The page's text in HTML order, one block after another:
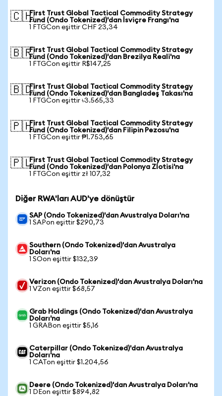
🇨🇭First Trust Global Tactical Commodity Strategy
Fund (Ondo Tokenized)'dan İsviçre Frangı'na
1 FTGCon eşittir CHF 23,34
🇧🇷First Trust Global Tactical Commodity Strategy
Fund (Ondo Tokenized)'dan Brezilya Reali'na
1 FTGCon eşittir R$147,25
🇧🇩First Trust Global Tactical Commodity Strategy
Fund (Ondo Tokenized)'dan Bangladeş Takası'na
1 FTGCon eşittir ৳3.565,33
🇵🇭First Trust Global Tactical Commodity Strategy
Fund (Ondo Tokenized)'dan Filipin Pezosu'na
1 FTGCon eşittir ₱1.753,65
🇵🇱First Trust Global Tactical Commodity Strategy
Fund (Ondo Tokenized)'dan Polonya Zlotisi'na
1 FTGCon eşittir zł 107,32
Diğer RWA'ları AUD'ye dönüştür
SAP (Ondo Tokenized)'dan Avustralya Doları'na
1 SAPon eşittir $290,73
Southern (Ondo Tokenized)'dan Avustralya
Doları'na
1 SOon eşittir $132,39
Verizon (Ondo Tokenized)'dan Avustralya Doları'na
1 VZon eşittir $68,57
Grab Holdings (Ondo Tokenized)'dan Avustralya
Doları'na
1 GRABon eşittir $5,16
Caterpillar (Ondo Tokenized)'dan Avustralya
Doları'na
1 CATon eşittir $1.204,56
Deere (Ondo Tokenized)'dan Avustralya Doları'na
1 DEon eşittir $894,82